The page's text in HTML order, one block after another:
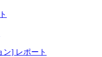
ン] レポート